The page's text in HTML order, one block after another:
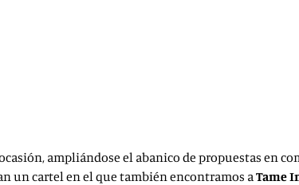
ampliándose el abanico de propuestas en
un cartel en el que también encontramos a Tame